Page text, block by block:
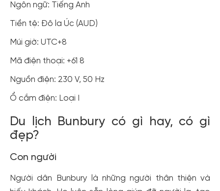
Ngôn ngữ: Tiếng Anh
Tiền tệ: Đô la Úc (AUD)
Múi giờ: UTC+8
Mã điện thoại: +61 8
Nguồn điện: 230 V, 50 Hz
Ổ cắm điện: Loại I
Du lịch Bunbury có gì hay, có gì
đẹp?
Con người
Người dân Bunbury là những người thân thiện và